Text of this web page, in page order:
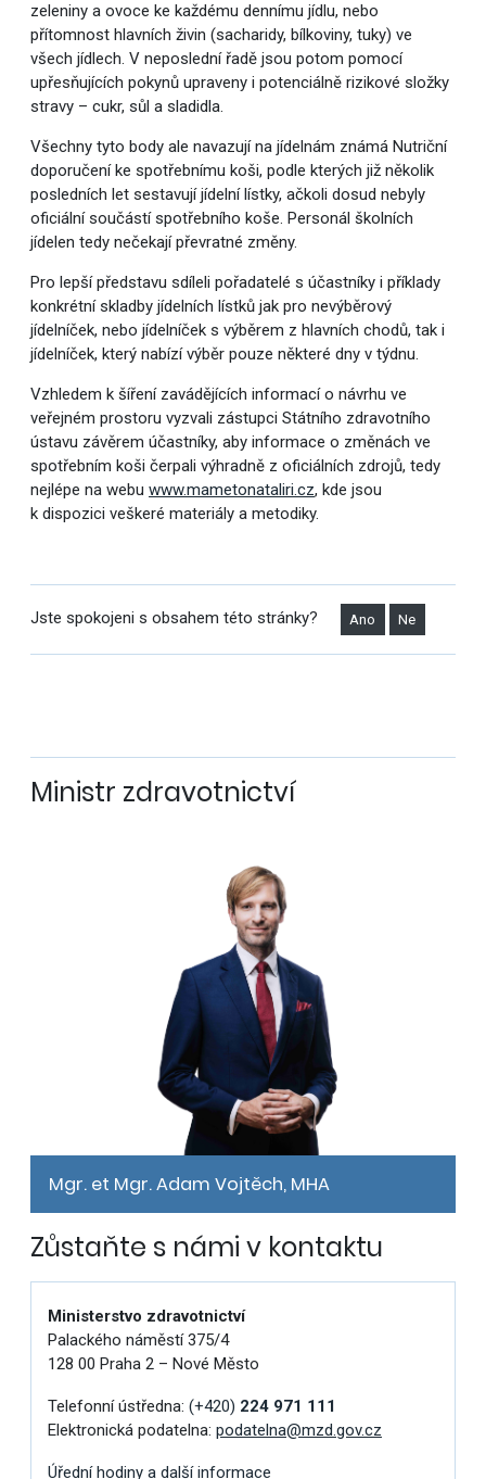
zeleniny a ovoce ke každému dennímu jídlu, nebo
přítomnost hlavních živin (sacharidy, bílkoviny, tuky) ve
všech jídlech. V neposlední řadě jsou potom pomocí
upřesňujících pokynů upraveny i potenciálně rizikové složky
stravy – cukr, sůl a sladidla.
Všechny tyto body ale navazují na jídelnám známá Nutriční
doporučení ke spotřebnímu koši, podle kterých již několik
posledních let sestavují jídelní lístky, ačkoli dosud nebyly
oficiální součástí spotřebního koše. Personál školních
jídelen tedy nečekají převratné změny.
Pro lepší představu sdíleli pořadatelé s účastníky i příklady
konkrétní skladby jídelních lístků jak pro nevýběrový
jídelníček, nebo jídelníček s výběrem z hlavních chodů, tak i
jídelníček, který nabízí výběr pouze některé dny v týdnu.
Vzhledem k šíření zavádějících informací o návrhu ve
veřejném prostoru vyzvali zástupci Státního zdravotního
ústavu závěrem účastníky, aby informace o změnách ve
spotřebním koši čerpali výhradně z oficiálních zdrojů, tedy
nejlépe na webu www.mametonataliri.cz, kde jsou
k dispozici veškeré materiály a metodiky.
Jste spokojeni s obsahem této stránky? Ano Ne
Ministr zdravotnictví
Mgr. et Mgr. Adam Vojtěch, MHA
Zůstaňte s námi v kontaktu
Ministerstvo zdravotnictví
Palackého náměstí 375/4
128 00 Praha 2 – Nové Město
Telefonní ústředna: (+420) 224 971 111
Elektronická podatelna: podatelna@mzd.gov.cz
Úřední hodiny a další informace